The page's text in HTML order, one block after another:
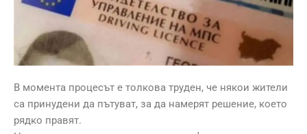
В момента процесът е толкова труден, че някои жители
са принудени да пътуват, за да намерят решение, което
рядко правят.